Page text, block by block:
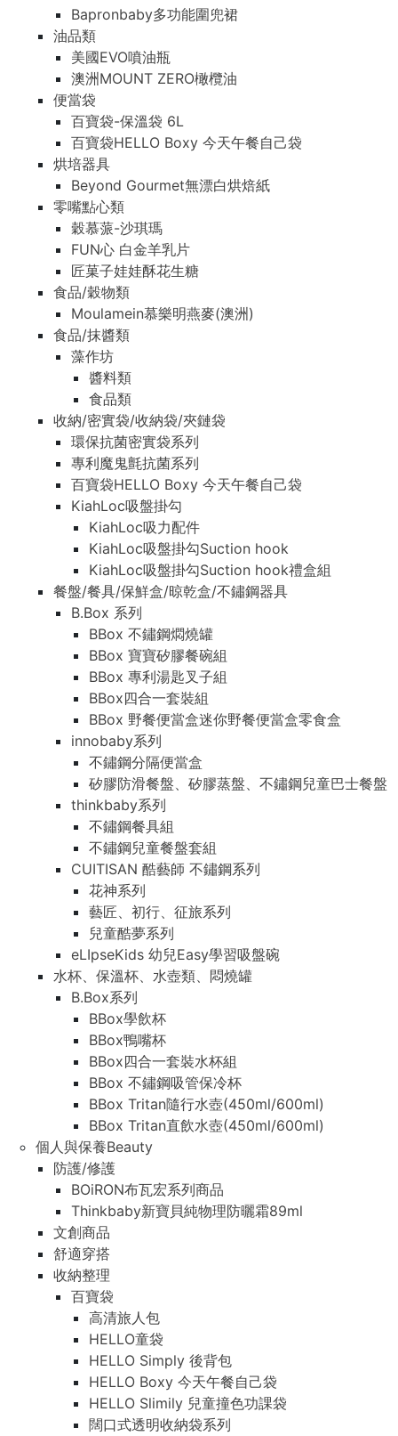
Bapronbaby多功能圍兜裙
油品類
美國EVO噴油瓶
澳洲MOUNT ZERO橄欖油
便當袋
百寶袋-保溫袋 6L
百寶袋HELLO Boxy 今天午餐自己袋
烘培器具
Beyond Gourmet無漂白烘焙紙
零嘴點心類
穀慕蒎-沙琪瑪
FUN心 白金羊乳片
匠菓子娃娃酥花生糖
食品/穀物類
Moulamein慕樂明燕麥(澳洲)
食品/抹醬類
藻作坊
醬料類
食品類
收納/密實袋/收納袋/夾鏈袋
環保抗菌密實袋系列
專利魔鬼氈抗菌系列
百寶袋HELLO Boxy 今天午餐自己袋
KiahLoc吸盤掛勾
KiahLoc吸力配件
KiahLoc吸盤掛勾Suction hook
KiahLoc吸盤掛勾Suction hook禮盒組
餐盤/餐具/保鮮盒/晾乾盒/不鏽鋼器具
B.Box 系列
BBox 不鏽鋼燜燒罐
BBox 寶寶矽膠餐碗組
BBox 專利湯匙叉子組
BBox四合一套裝組
BBox 野餐便當盒迷你野餐便當盒零食盒
innobaby系列
不鏽鋼分隔便當盒
矽膠防滑餐盤、矽膠蒸盤、不鏽鋼兒童巴士餐盤
thinkbaby系列
不鏽鋼餐具組
不鏽鋼兒童餐盤套組
CUITISAN 酷藝師 不鏽鋼系列
花神系列
藝匠、初行、征旅系列
兒童酷夢系列
eLIpseKids 幼兒Easy學習吸盤碗
水杯、保溫杯、水壺類、悶燒罐
B.Box系列
BBox學飲杯
BBox鴨嘴杯
BBox四合一套裝水杯組
BBox 不鏽鋼吸管保冷杯
BBox Tritan隨行水壺(450ml/600ml)
BBox Tritan直飲水壺(450ml/600ml)
個人與保養Beauty
防護/修護
BOiRON布瓦宏系列商品
Thinkbaby新寶貝純物理防曬霜89ml
文創商品
舒適穿搭
收納整理
百寶袋
高清旅人包
HELLO童袋
HELLO Simply 後背包
HELLO Boxy 今天午餐自己袋
HELLO Slimily 兒童撞色功課袋
闊口式透明收納袋系列
Bapronbaby多功能圍兜裙
油品類
美國EVO噴油瓶
澳洲MOUNT ZERO橄欖油
便當袋
百寶袋-保溫袋 6L
百寶袋HELLO Boxy 今天午餐自己袋
烘培器具
Beyond Gourmet無漂白烘焙紙
零嘴點心類
穀慕蒎-沙琪瑪
FUN心 白金羊乳片
匠菓子娃娃酥花生糖
食品/穀物類
Moulamein慕樂明燕麥(澳洲)
食品/抹醬類
藻作坊
醬料類
食品類
收納/密實袋/收納袋/夾鏈袋
環保抗菌密實袋系列
專利魔鬼氈抗菌系列
百寶袋HELLO Boxy 今天午餐自己袋
KiahLoc吸盤掛勾
KiahLoc吸力配件
KiahLoc吸盤掛勾Suction hook
KiahLoc吸盤掛勾Suction hook禮盒組
餐盤/餐具/保鮮盒/晾乾盒/不鏽鋼器具
B.Box 系列
BBox 不鏽鋼燜燒罐
BBox 寶寶矽膠餐碗組
BBox 專利湯匙叉子組
BBox四合一套裝組
BBox 野餐便當盒迷你野餐便當盒零食盒
innobaby系列
不鏽鋼分隔便當盒
矽膠防滑餐盤、矽膠蒸盤、不鏽鋼兒童巴士餐盤
thinkbaby系列
不鏽鋼餐具組
不鏽鋼兒童餐盤套組
CUITISAN 酷藝師 不鏽鋼系列
花神系列
藝匠、初行、征旅系列
兒童酷夢系列
eLIpseKids 幼兒Easy學習吸盤碗
水杯、保溫杯、水壺類、悶燒罐
B.Box系列
BBox學飲杯
BBox鴨嘴杯
BBox四合一套裝水杯組
BBox 不鏽鋼吸管保冷杯
BBox Tritan隨行水壺(450ml/600ml)
BBox Tritan直飲水壺(450ml/600ml)
個人與保養Beauty
防護/修護
BOiRON布瓦宏系列商品
Thinkbaby新寶貝純物理防曬霜89ml
文創商品
舒適穿搭
收納整理
百寶袋
高清旅人包
HELLO童袋
HELLO Simply 後背包
HELLO Boxy 今天午餐自己袋
HELLO Slimily 兒童撞色功課袋
闊口式透明收納袋系列